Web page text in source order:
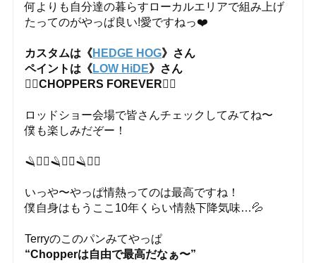
何よりも自分達の暮らすローカルエリアで組み上げ
たってのがやっぱ良い!愛ですねっ❤️
カスタムは《HEDGE HOG》さん
ペイントは《LOW HiDE》さん
❤️‍🔥CHOPPERS FOREVER❤️‍🔥
ロッドショー会場で皆さんチェックしてみてね〜
僕も楽しみだぞー！
🪒❤️‍🔥🪒❤️‍🔥🪒❤️‍🔥
いっや〜やっぱ情熱ってのは最高ですね！
僕自身はもうここ10年くらい情熱下降気味…💦
Terryのこのパンみてやっぱ
“Chopperは自由で最高だなぁ〜”